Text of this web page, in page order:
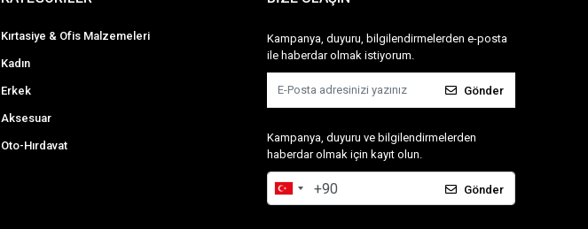
Kırtasiye & Ofis Malzemeleri
Kadın
Erkek
Aksesuar
Oto-Hırdavat
Kampanya, duyuru, bilgilendirmelerden e-posta
ile haberdar olmak istiyorum.
Gönder
Kampanya, duyuru ve bilgilendirmelerden
haberdar olmak için kayıt olun.
Gönder